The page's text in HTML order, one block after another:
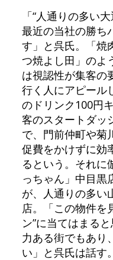
「“人通りの多い
最近の当社の勝ち
す」と呉氏。「焼
つ焼よし田」のよ
は視認性が集客の
行く人にアピール
のドリンク100円
客のスタートダッ
で、門前仲町や菊
促費をかけずに効
るという。それに
っちゃん」中目黒
が、人通りの多い
店。「この物件を
ン”に当てはまる
力ある街でもあり
い」と呉氏は話す。